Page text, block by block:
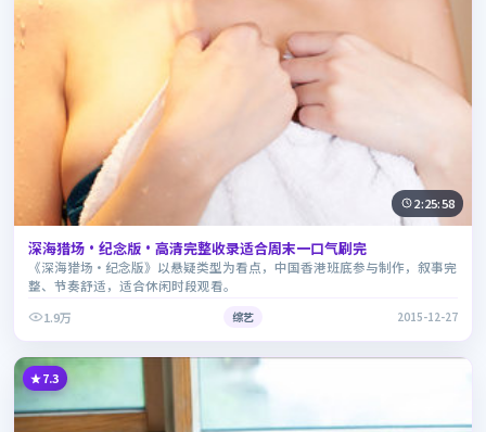
2:25:58
深海猎场·纪念版·高清完整收录适合周末一口气刷完
《深海猎场·纪念版》以悬疑类型为看点，中国香港班底参与制作，叙事完
整、节奏舒适，适合休闲时段观看。
1.9万
综艺 2015-12-27
7.3